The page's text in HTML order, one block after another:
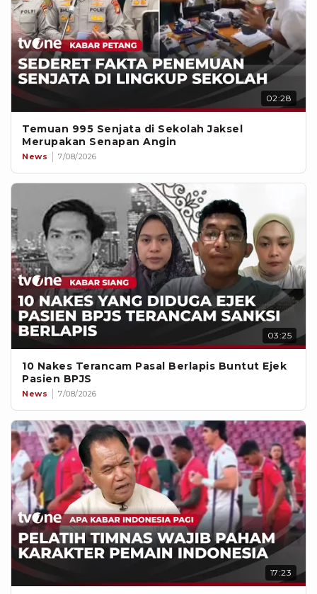
02:28
Temuan 995 Senjata di Sekolah Jaksel
Merupakan Senapan Angin
News 7/08/2026
03:25
10 Nakes Terancam Pasal Berlapis Buntut Ejek
Pasien BPJS
News 7/08/2026
17:23